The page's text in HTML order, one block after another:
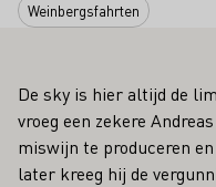
Weinbergsfahrten
De sky is hier altijd de
vroeg een zekere
miswijn te produceren
later kreeg hij de